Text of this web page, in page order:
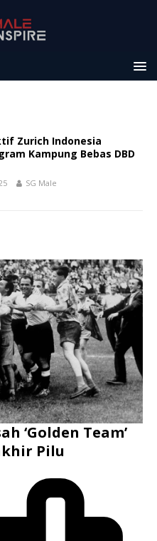
Zurich Indonesia
Kampung Bebas DBD
SG Male
‘Golden Team’
Pilu